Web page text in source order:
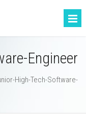
Engineer
High-Tech-Software-